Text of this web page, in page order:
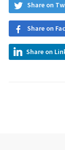
Share on
Share on
Share on